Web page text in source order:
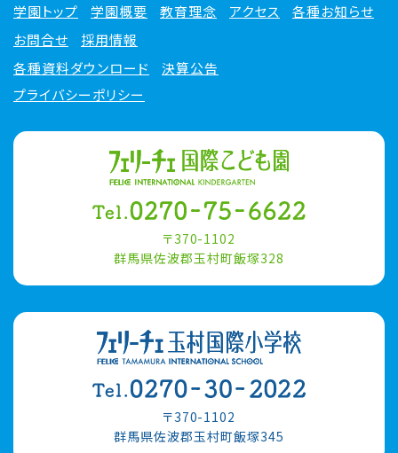
プライバシーポリシー
学園トップ 学園概要 教育理念 アクセス
各種お知らせ
お問合せ
採用情報
各種資料ダウンロード
決算公告
〒370-1102
群馬県佐波郡玉村町飯塚328
〒370-1102
群馬県佐波郡玉村町飯塚345